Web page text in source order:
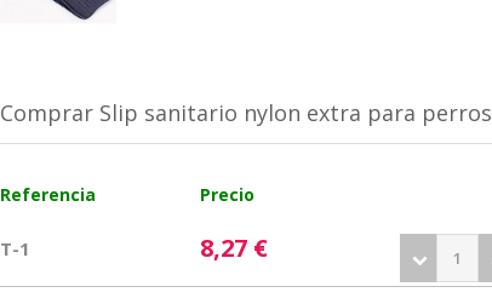
Comprar Slip sanitario nylon extra para perros
Referencia Precio
T-1 8,27 €